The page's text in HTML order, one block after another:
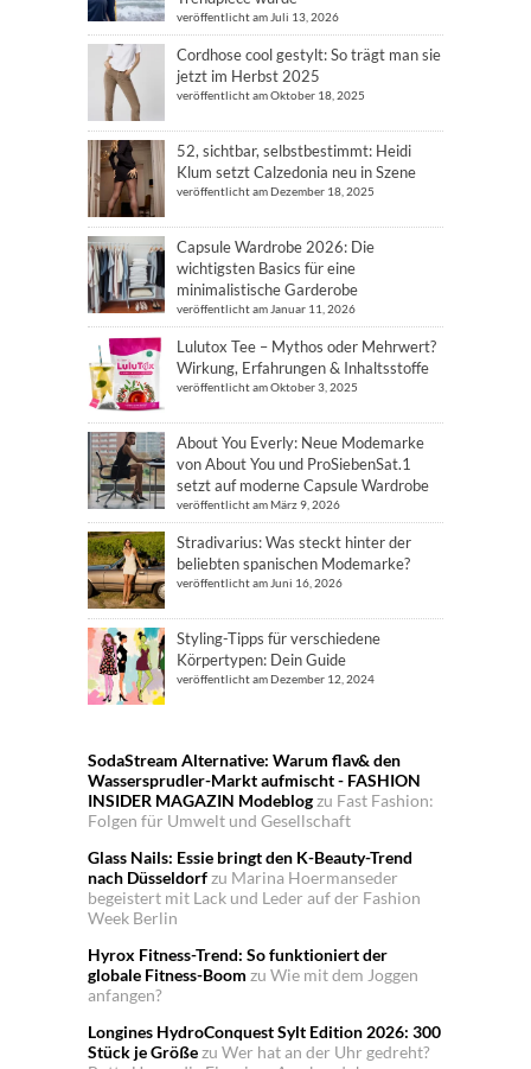
veröffentlicht am Juli 13, 2026
Cordhose cool gestylt: So trägt man sie
jetzt im Herbst 2025
veröffentlicht am Oktober 18, 2025
52, sichtbar, selbstbestimmt: Heidi
Klum setzt Calzedonia neu in Szene
veröffentlicht am Dezember 18, 2025
Capsule Wardrobe 2026: Die
wichtigsten Basics für eine
minimalistische Garderobe
veröffentlicht am Januar 11, 2026
Lulutox Tee – Mythos oder Mehrwert?
Wirkung, Erfahrungen & Inhaltsstoffe
veröffentlicht am Oktober 3, 2025
About You Everly: Neue Modemarke
von About You und ProSiebenSat.1
setzt auf moderne Capsule Wardrobe
veröffentlicht am März 9, 2026
Stradivarius: Was steckt hinter der
beliebten spanischen Modemarke?
veröffentlicht am Juni 16, 2026
Styling-Tipps für verschiedene
Körpertypen: Dein Guide
veröffentlicht am Dezember 12, 2024
SodaStream Alternative: Warum flav& den
Wassersprudler-Markt aufmischt - FASHION
INSIDER MAGAZIN Modeblogzu Fast Fashion:
Folgen für Umwelt und Gesellschaft
Glass Nails: Essie bringt den K-Beauty-Trend
nach Düsseldorfzu Marina Hoermanseder
begeistert mit Lack und Leder auf der Fashion
Week Berlin
Hyrox Fitness-Trend: So funktioniert der
globale Fitness-Boom zu Wie mit dem Joggen
anfangen?
Longines HydroConquest Sylt Edition 2026: 300
Stück je Größezu Wer hat an der Uhr gedreht?